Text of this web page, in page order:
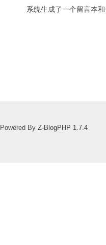
系统生成了一个留言本
Powered By Z-BlogPHP 1.7.4